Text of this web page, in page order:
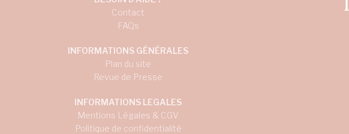
Contact
FAQs
INFORMATIONS GÉNÉRALES
Plan du site
Revue de Presse
INFORMATIONS LEGALES
Mentions Légales & CGV
Politique de confidentialité